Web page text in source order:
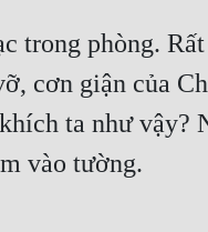
trong phòng. Rất
cơn giận của
ta như vậy?
vào tường.